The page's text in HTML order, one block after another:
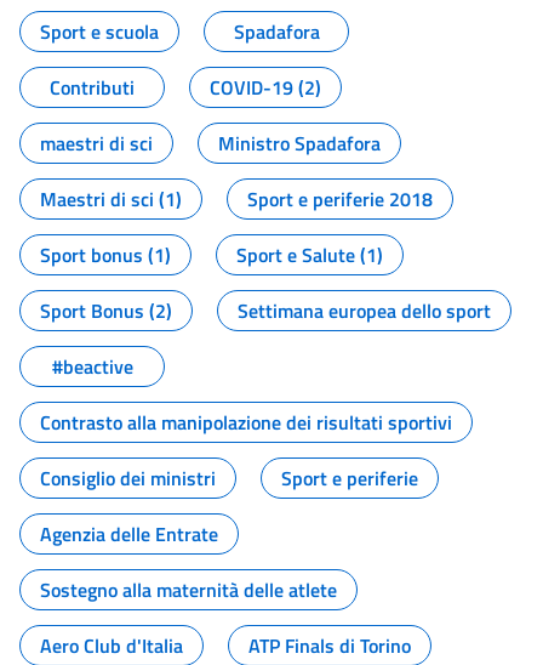
Sport e scuola
Spadafora
Contributi
COVID-19 (2)
maestri di sci
Ministro Spadafora
Maestri di sci (1)
Sport e periferie 2018
Sport bonus (1)
Sport e Salute (1)
Sport Bonus (2)
Settimana europea dello sport
#beactive
Contrasto alla manipolazione dei risultati sportivi
Consiglio dei ministri
Sport e periferie
Agenzia delle Entrate
Sostegno alla maternità delle atlete
Aero Club d'Italia
ATP Finals di Torino